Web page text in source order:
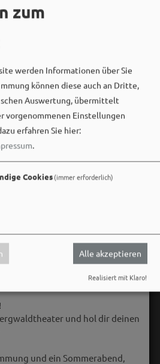
und hol dir deinen
und ein Sommerabend,
zum
werden Informationen über Sie
können diese auch an Dritte,
Auswertung, übermittelt
vorgenommenen Einstellungen
erfahren Sie hier:
.
Cookies(immer erforderlich)
Alle akzeptieren
Realisiert mit Klaro!